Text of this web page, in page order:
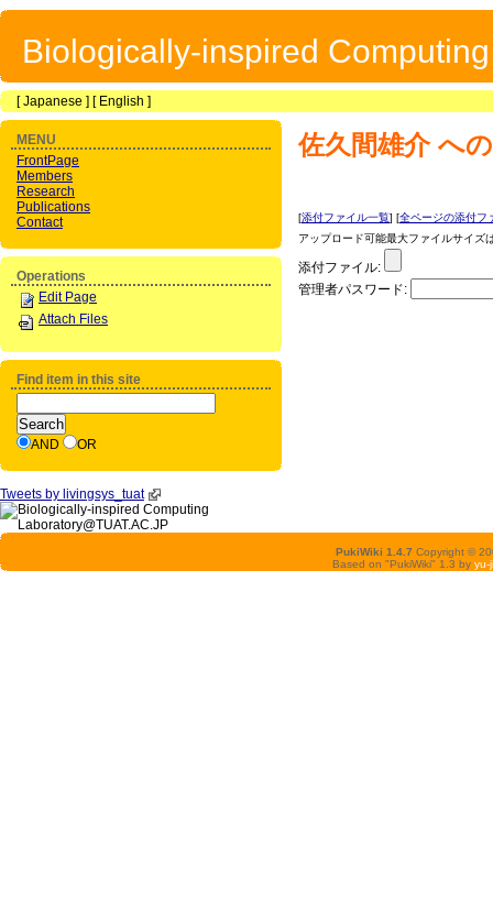
Biologically-inspired
[Japanese ] [ English ]
佐久間雄介へ
[添付ファイル一覧] [全ページの添付フ
アップロード可能最大ファイルサイズ
添付ファイル:
管理者パスワード:
MENU
FrontPage
Members
Research
Publications
Contact
Operations
Edit Page
Attach Files
Find item in this site
AND OR
Tweets by livingsys_tuat
PukiWiki 1.4.7 Copyright ©
Based on "PukiWiki" 1.3 by yu-ji